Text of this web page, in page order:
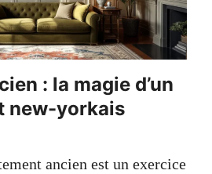
: la magie d’un
new-yorkais
ancien est un exercice